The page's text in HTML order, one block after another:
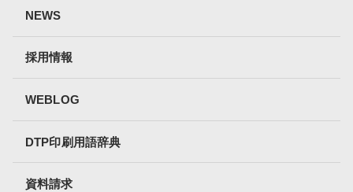
NEWS
採用情報
WEBLOG
DTP印刷用語辞典
資料請求